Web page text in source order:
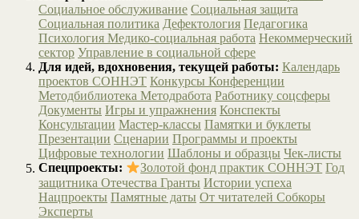
Социальное обслуживание Социальная защита
Социальная политика Дефектология Педагогика
Психология Медико-социальная работа Некоммерческий
сектор Управление в социальной сфере
Для идей, вдохновения, текущей работы: Календарь
проектов СОННЭТ Конкурсы Конференции
Методбиблиотека Методработа Работнику соцсферы
Документы Игры и упражнения Конспекты
Консультации Мастер-классы Памятки и буклеты
Презентации Сценарии Программы и проекты
Цифровые технологии Шаблоны и образцы Чек-листы
Спецпроекты:
Золотой фонд практик СОННЭТ Год
защитника Отечества Гранты Истории успеха
Нацпроекты Памятные даты От читателей Собкоры
Эксперты